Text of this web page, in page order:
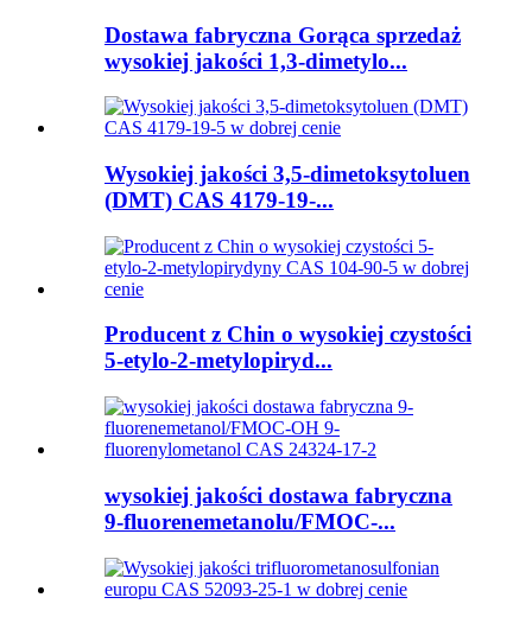
Dostawa fabryczna Gorąca sprzedaż
wysokiej jakości 1,3-dimetylo...
Wysokiej jakości 3,5-dimetoksytoluen
(DMT) CAS 4179-19-...
Producent z Chin o wysokiej czystości
5-etylo-2-metylopiryd...
wysokiej jakości dostawa fabryczna
9-fluorenemetanolu/FMOC-...